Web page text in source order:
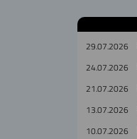
29.07.2026
24.07.2026
21.07.2026
13.07.2026
10.07.2026